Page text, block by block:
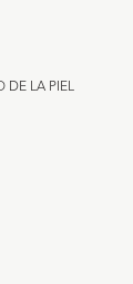
DE LA PIEL